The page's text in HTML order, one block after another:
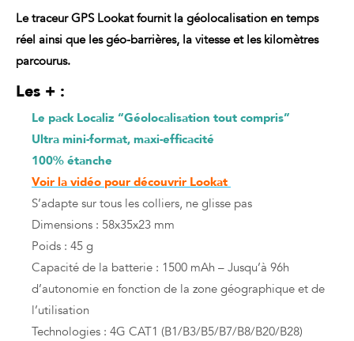
Le traceur GPS Lookat fournit la géolocalisation en temps
réel ainsi que les géo-barrières, la vitesse et les kilomètres
parcourus.
Les + :
Le pack Localiz “Géolocalisation tout compris”
Ultra mini-format, maxi-efficacité
100% étanche
Voir la vidéo pour découvrir Lookat
S’adapte sur tous les colliers, ne glisse pas
Dimensions : 58x35x23 mm
Poids : 45 g
Capacité de la batterie : 1500 mAh – Jusqu’à 96h
d’autonomie en fonction de la zone géographique et de
l’utilisation
Technologies : 4G CAT1 (B1/B3/B5/B7/B8/B20/B28)